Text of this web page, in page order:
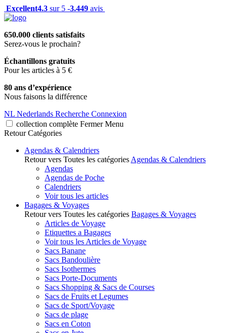
Excellent4.3 sur 5 -3.449 avis
650.000 clients satisfaits
Serez-vous le prochain?
Échantillons gratuits
Pour les articles à 5 €
80 ans d’expérience
Nous faisons la différence
NL Nederlands Recherche Connexion
collection complète Fermer Menu
Retour Catégories
Agendas & Calendriers
Retour vers Toutes les catégories Agendas & Calendriers
Agendas
Agendas de Poche
Calendriers
Voir tous les articles
Bagages & Voyages
Retour vers Toutes les catégories Bagages & Voyages
Articles de Voyage
Etiquettes a Bagages
Voir tous les Articles de Voyage
Sacs Banane
Sacs Bandoulière
Sacs Isothermes
Sacs Porte-Documents
Sacs Shopping & Sacs de Courses
Sacs de Fruits et Legumes
Sacs de Sport/Voyage
Sacs de plage
Sacs en Coton